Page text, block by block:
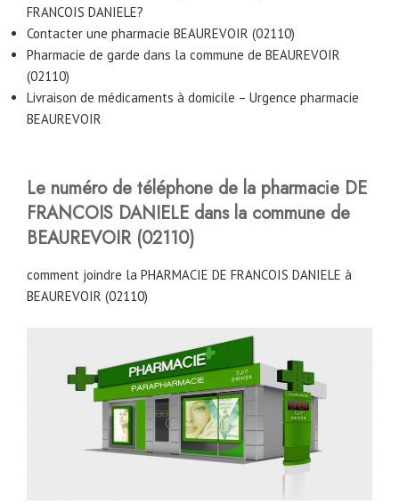
FRANCOIS DANIELE?
Contacter une pharmacie BEAUREVOIR (02110)
Pharmacie de garde dans la commune de BEAUREVOIR
(02110)
Livraison de médicaments à domicile – Urgence pharmacie
BEAUREVOIR
Le numéro de téléphone de la pharmacie DE
FRANCOIS DANIELE dans la commune de
BEAUREVOIR (02110)
comment joindre la PHARMACIE DE FRANCOIS DANIELE à
BEAUREVOIR (02110)